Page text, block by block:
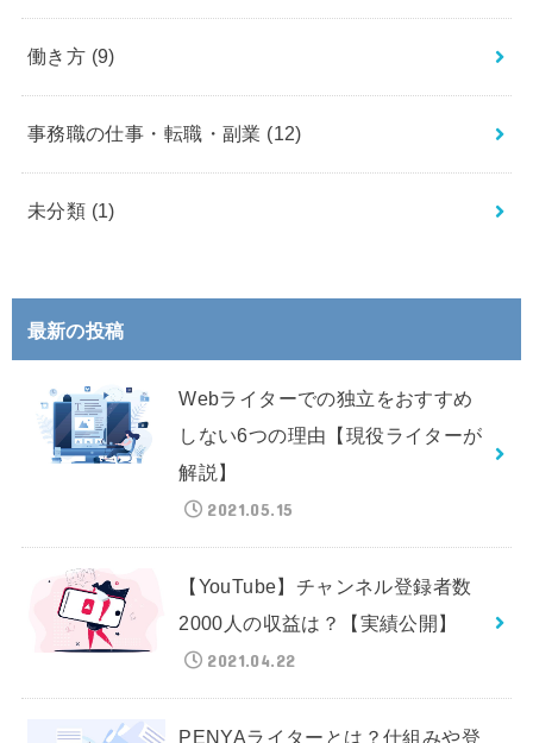
働き方 (9)
事務職の仕事・転職・副業 (12)
未分類 (1)
最新の投稿
Webライターでの独立をおすすめ
しない6つの理由【現役ライターが
解説】
2021.05.15
【YouTube】チャンネル登録者数
2000人の収益は？【実績公開】
2021.04.22
PENYAライターとは？仕組みや登